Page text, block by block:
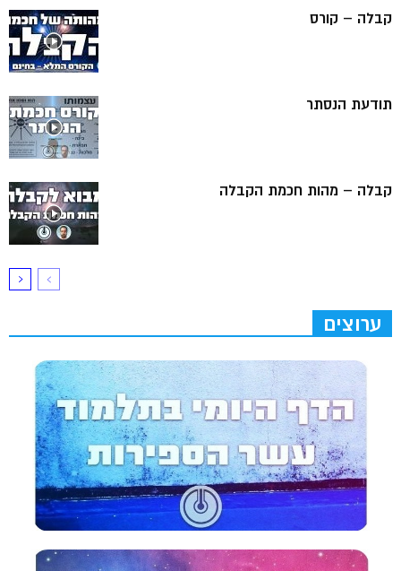
קבלה – קורס
תודעת הנסתר
קבלה – מהות חכמת הקבלה
ערוצים